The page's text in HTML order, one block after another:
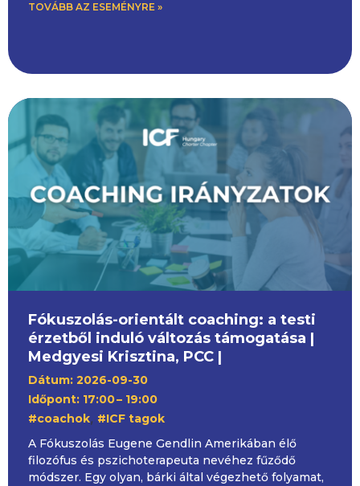
TOVÁBB AZ ESEMÉNYRE »
Fókuszolás-orientált coaching: a testi
érzetből induló változás támogatása |
Medgyesi Krisztina, PCC |
Dátum: 2026-09-30
Időpont: 17:00– 19:00
#coachok, #ICF tagok
A Fókuszolás Eugene Gendlin Amerikában élő
filozófus és pszichoterapeuta nevéhez fűződő
módszer. Egy olyan, bárki által végezhető folyamat,